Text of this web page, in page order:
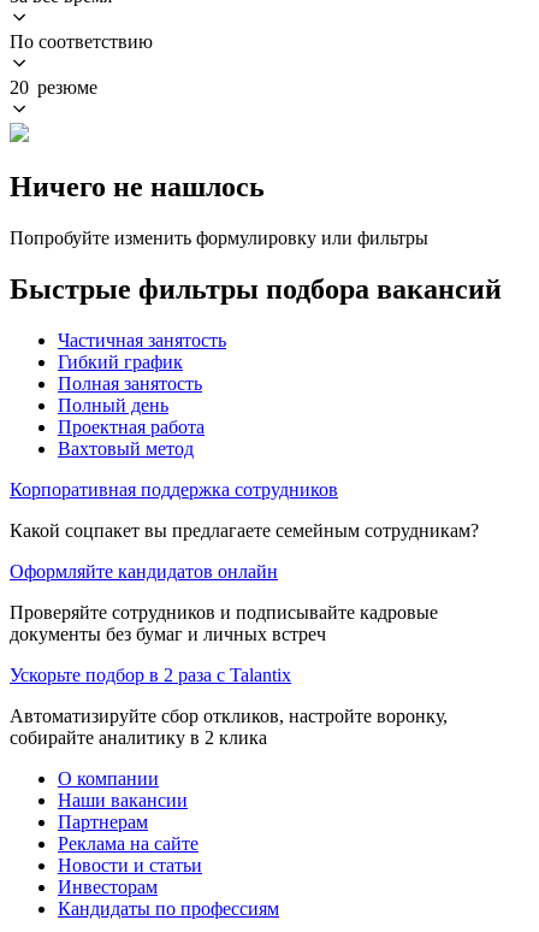
По соответствию
20 резюме
Ничего не нашлось
Попробуйте изменить формулировку или фильтры
Быстрые фильтры подбора вакансий
Частичная занятость
Гибкий график
Полная занятость
Полный день
Проектная работа
Вахтовый метод
Корпоративная поддержка сотрудников
Какой соцпакет вы предлагаете семейным сотрудникам?
Оформляйте кандидатов онлайн
Проверяйте сотрудников и подписывайте кадровые
документы без бумаг и личных встреч
Ускорьте подбор в 2 раза с Talantix
Автоматизируйте сбор откликов, настройте воронку,
собирайте аналитику в 2 клика
О компании
Наши вакансии
Партнерам
Реклама на сайте
Новости и статьи
Инвесторам
Кандидаты по профессиям